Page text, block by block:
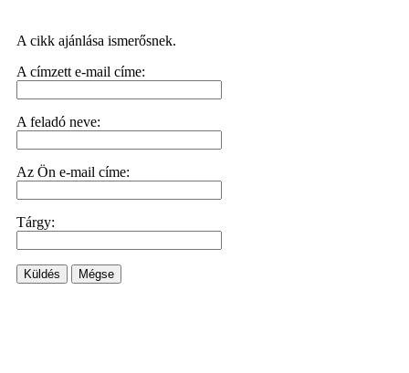
A cikk ajánlása ismerősnek.
A címzett e-mail címe:
A feladó neve:
Az Ön e-mail címe:
Tárgy:
Küldés Mégse